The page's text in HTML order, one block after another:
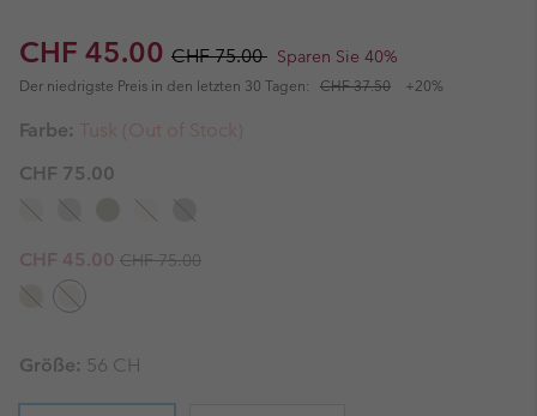
Sale price:
CHF 45.00 Regular price:
CHF 75.00 Sparen Sie 40%
Der niedrigste Preis in den letzten 30 Tagen: CHF 37.50 +20%
Farbe: Tusk (Out of Stock)
CHF 75.00
Sale price:
CHF 45.00 Regular price:
CHF 75.00
Größe: 56 CH